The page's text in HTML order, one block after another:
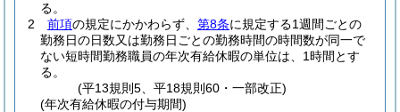
る。
2
前項の規定にかかわらず、 第8条に規定する1週間ごとの
勤務日の日数又は勤務日ごとの勤務時間の時間数が同一で
ない短時間勤務職員の年次有給休暇の単位は、1時間とす
る。
(平13規則5、平18規則60・一部改正)
(年次有給休暇の付与期間)